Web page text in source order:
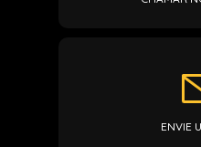
ENVIE